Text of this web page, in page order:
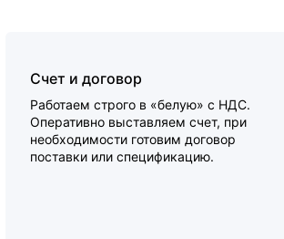
Счет и договор
Работаем строго в «белую» с НДС.
Оперативно выставляем счет, при
необходимости готовим договор
поставки или спецификацию.